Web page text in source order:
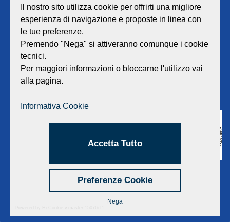
P.iva/Reg. Imp. Rimini n. 02418910408
Capitale sociale euro 12.233.943,00 I.V.
Centralino
© GEAT Srl| All Rights Reserved.
Il nostro sito utilizza cookie per offrirti una migliore
esperienza di navigazione e proposte in linea con
le tue preferenze.
Premendo "Nega" si attiveranno comunque i cookie
tecnici.
Per maggiori informazioni o bloccarne l'utilizzo vai
alla pagina.
Informativa Cookie
Accetta Tutto
Preferenze Cookie
Nega